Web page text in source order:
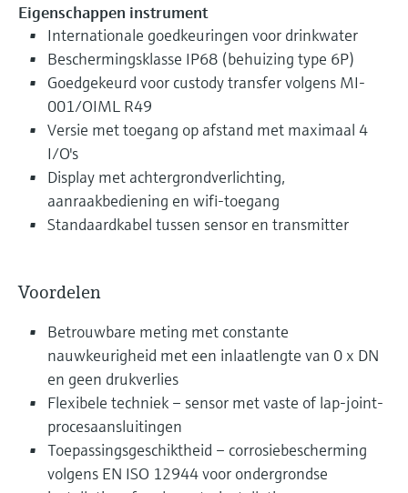
Eigenschappen instrument
Internationale goedkeuringen voor drinkwater
Beschermingsklasse IP68 (behuizing type 6P)
Goedgekeurd voor custody transfer volgens MI-
001/OIML R49
Versie met toegang op afstand met maximaal 4
I/O's
Display met achtergrondverlichting,
aanraakbediening en wifi-toegang
Standaardkabel tussen sensor en transmitter
Voordelen
Betrouwbare meting met constante
nauwkeurigheid met een inlaatlengte van 0 x DN
en geen drukverlies
Flexibele techniek – sensor met vaste of lap-joint-
procesaansluitingen
Toepassingsgeschiktheid – corrosiebescherming
volgens EN ISO 12944 voor ondergrondse